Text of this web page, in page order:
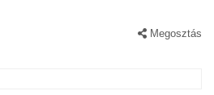
Megosztás